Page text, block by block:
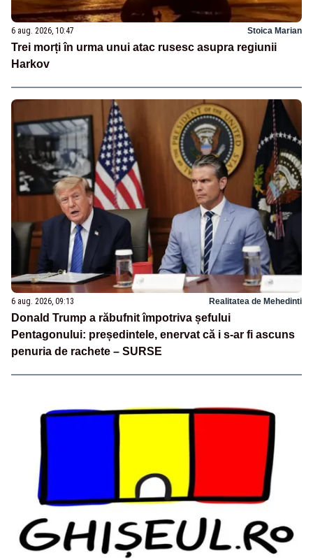
6 aug. 2026, 10:47 Stoica Marian
Trei morți în urma unui atac rusesc asupra regiunii
Harkov
6 aug. 2026, 09:13 Realitatea de Mehedinti
Donald Trump a răbufnit împotriva șefului
Pentagonului: președintele, enervat că i s-ar fi ascuns
penuria de rachete – SURSE